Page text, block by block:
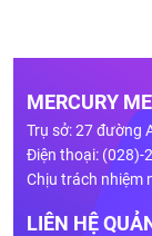
MERCURY
Trụ sở: 27 đường
Điện thoại: (028)-
Chịu trách nhiệm
LIÊN HỆ